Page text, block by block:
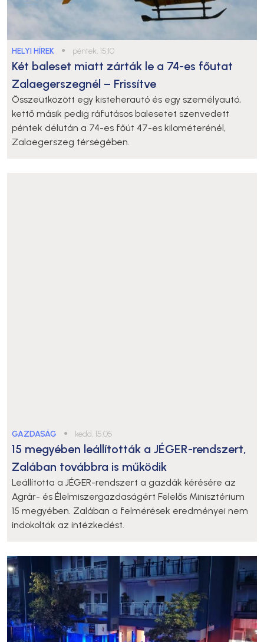
HELYI HÍREK ● péntek, 15:10
Két baleset miatt zárták le a 74-es főutat
Zalaegerszegnél – Frissítve
Összeütközött egy kisteherautó és egy személyautó,
kettő másik pedig ráfutásos balesetet szenvedett
péntek délután a 74-es főút 47-es kilométerénél,
Zalaegerszeg térségében.
GAZDASÁG ● kedd, 15:05
15 megyében leállították a JÉGER-rendszert,
Zalában továbbra is működik
Leállította a JÉGER-rendszert a gazdák kérésére az
Agrár- és Élelmiszergazdaságért Felelős Minisztérium
15 megyében. Zalában a felmérések eredményei nem
indokolták az intézkedést.